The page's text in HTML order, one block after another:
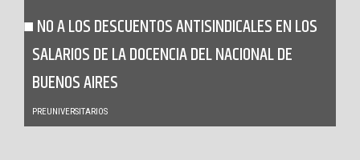
NO A LOS DESCUENTOS ANTISINDICALES EN LOS
SALARIOS DE LA DOCENCIA DEL NACIONAL DE
BUENOS AIRES
PREUNIVERSITARIOS